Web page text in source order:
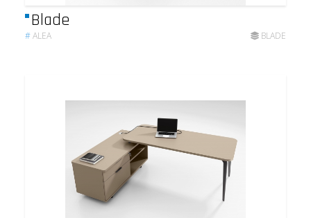
Blade
#ALEA BLADE